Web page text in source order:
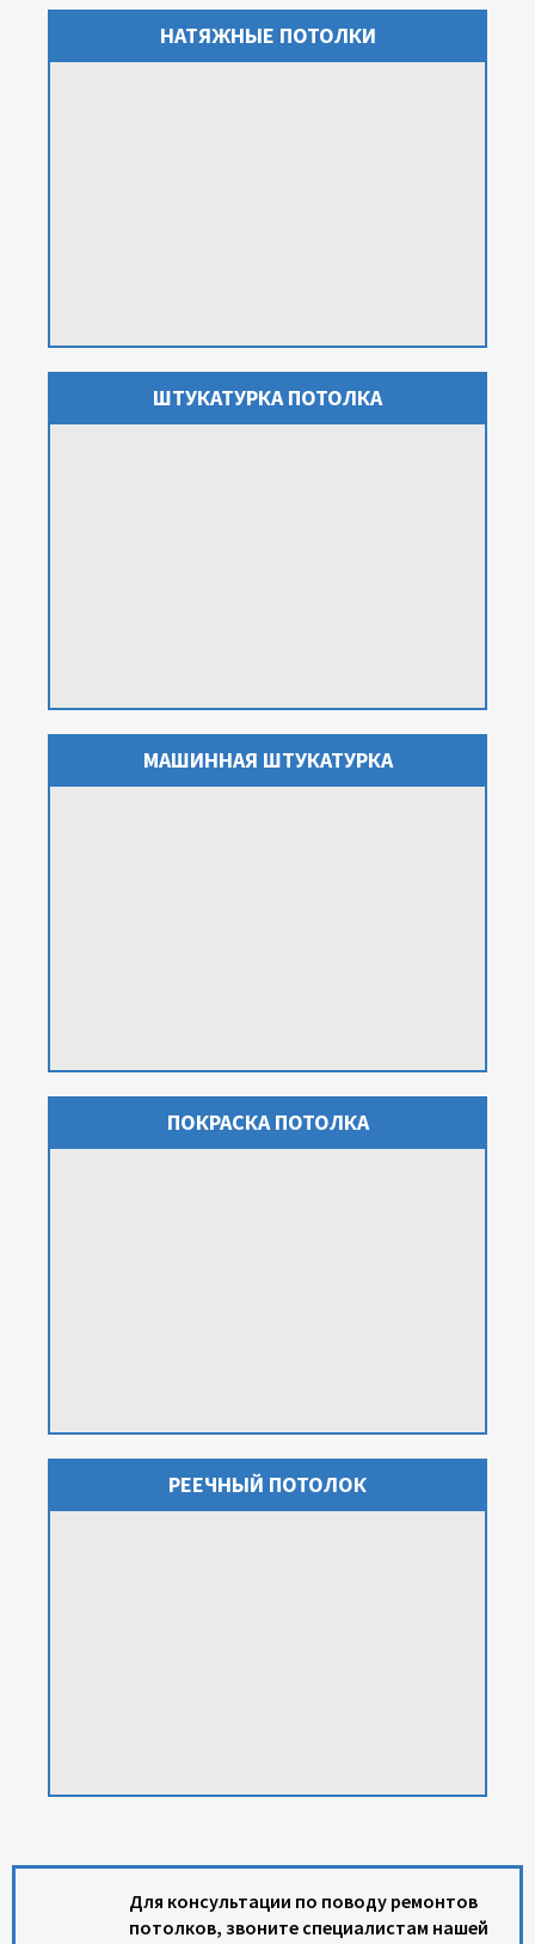
НАТЯЖНЫЕ ПОТОЛКИ
ШТУКАТУРКА ПОТОЛКА
МАШИННАЯ ШТУКАТУРКА
ПОКРАСКА ПОТОЛКА
РЕЕЧНЫЙ ПОТОЛОК
Для консультации по поводу ремонтов
потолков, звоните специалистам нашей